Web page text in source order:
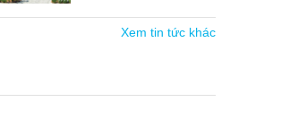
Xem tin tức khác